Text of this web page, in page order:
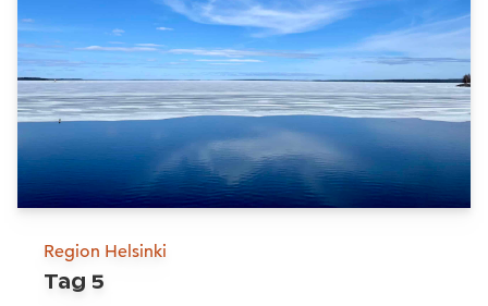
Hankasalmi
Mehr lesen
Online kaufen
Tampere Sauna Tour
Tampere
Region Helsinki
Tag 5